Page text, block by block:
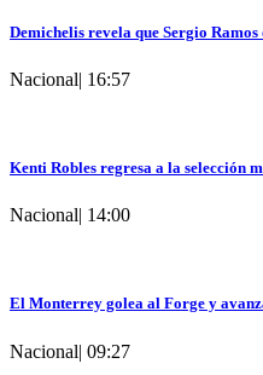
Demichelis revela que Sergio
Nacional| 16:57
Kenti Robles regresa a la selección
Nacional| 14:00
El Monterrey golea al Forge y
Nacional| 09:27